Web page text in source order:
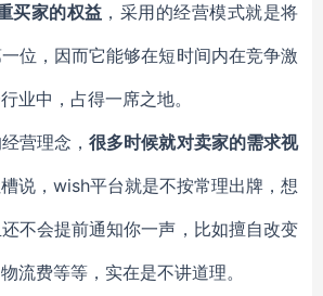
买家的权益 ，采用的经营模式就是将
位，因而它能够在短时间内在竞争激
业中，占得一席之地。
营理念，很多时候就对卖家的需求视
说，wish平台就是不按常理出牌，想
不会提前通知你一声，比如擅自改变
流费等等，实在是不讲道理。